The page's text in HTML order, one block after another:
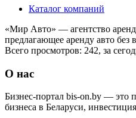
Каталог компаний
«Мир Авто» — агентство
предлагающее аренду авто без
Всего просмотров: 242, за
О нас
Бизнес-портал bis-on.by — это
бизнеса в Беларуси,